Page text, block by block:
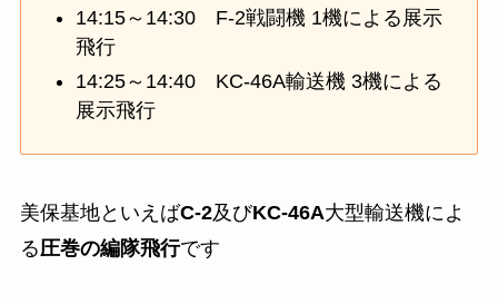
14:15～14:30 F-2戦闘機 1機による展示
飛行
14:25～14:40 KC-46A輸送機 3機による
展示飛行
美保基地といえばC-2及びKC-46A大型輸送機によ
る圧巻の編隊飛行です